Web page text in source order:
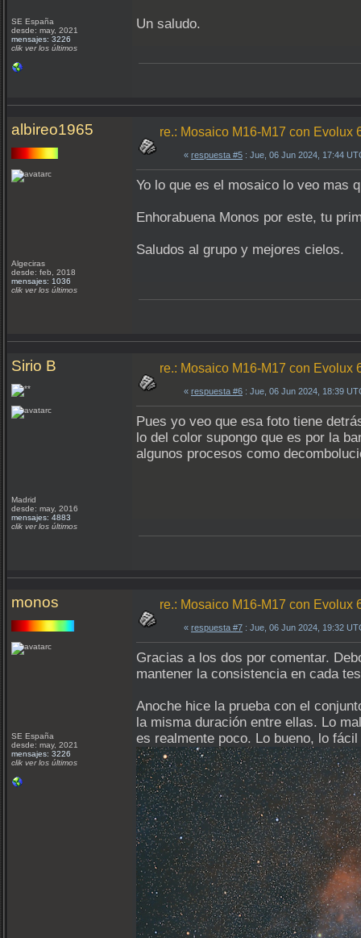
SE España
desde: may, 2021
mensajes: 3226
clik ver los últimos
Un saludo.
albireo1965
Algeciras
desde: feb, 2018
mensajes: 1036
clik ver los últimos
re.: Mosaico M16-M17 con Evolux
« respuesta #5 : Jue, 06 Jun 2024, 17:44
Yo lo que es el mosaico lo veo mas
Enhorabuena Monos por este, tu
Saludos al grupo y mejores cielos.
Sirio B
Madrid
desde: may, 2016
mensajes: 4883
clik ver los últimos
re.: Mosaico M16-M17 con Evolux
« respuesta #6 : Jue, 06 Jun 2024, 18:39
Pues yo veo que esa foto tiene
lo del color supongo que es por la
algunos procesos como
monos
SE España
desde: may, 2021
mensajes: 3226
clik ver los últimos
re.: Mosaico M16-M17 con Evolux
« respuesta #7 : Jue, 06 Jun 2024, 19:32
Gracias a los dos por comentar.
mantener la consistencia en cada
Anoche hice la prueba con el
la misma duración entre ellas. Lo
es realmente poco. Lo bueno, lo